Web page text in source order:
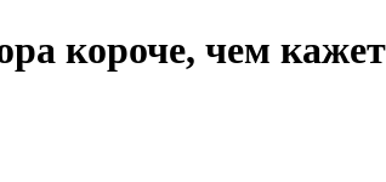
короче, чем